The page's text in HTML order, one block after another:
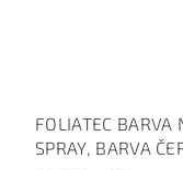
FOLIATEC BARVA
SPRAY, BARVA